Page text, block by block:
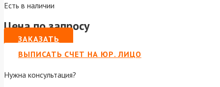
Есть в наличии
Цена по запросу
ЗАКАЗАТЬ
ВЫПИСАТЬ СЧЕТ НА ЮР. ЛИЦО
Нужна консультация?